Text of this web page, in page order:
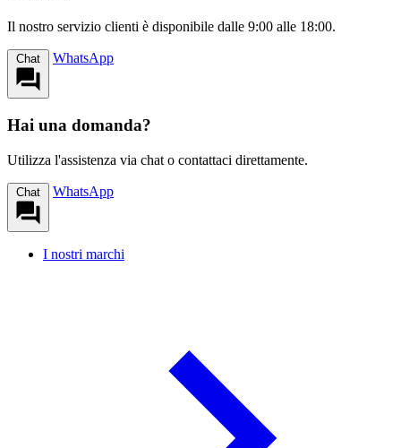
Il nostro servizio clienti è disponibile dalle 9:00 alle 18:00.
Chat WhatsApp
Hai una domanda?
Utilizza l'assistenza via chat o contattaci direttamente.
Chat WhatsApp
I nostri marchi